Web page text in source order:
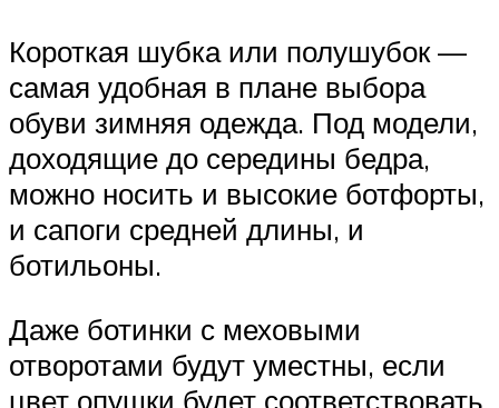
Короткая шубка или полушубок —
самая удобная в плане выбора
обуви зимняя одежда. Под модели,
доходящие до середины бедра,
можно носить и высокие ботфорты,
и сапоги средней длины, и
ботильоны.
Даже ботинки с меховыми
отворотами будут уместны, если
цвет опушки будет соответствовать